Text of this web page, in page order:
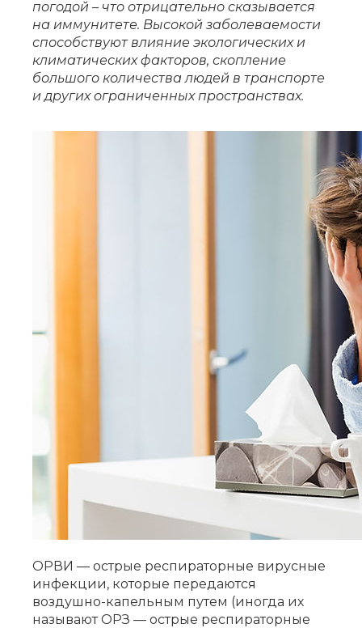
погодой – что отрицательно сказывается
на иммунитете. Высокой заболеваемости
способствуют влияние экологических и
климатических факторов, скопление
большого количества людей в транспорте
и других ограниченных пространствах.
ОРВИ — острые респираторные вирусные
инфекции, которые передаются
воздушно-капельным путем (иногда их
называют ОРЗ — острые респираторные